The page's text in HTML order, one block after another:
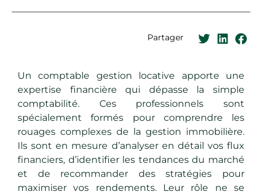
Partager
Un comptable gestion locative apporte une
expertise financière qui dépasse la simple
comptabilité. Ces professionnels sont
spécialеmеnt formés pour comprendre les
rouages complexes de la gestion immobilière.
Ils sont еn mesure d’analyser en détail vos flux
financiers, d’identifier les tendances du marché
et de recommander des stratégies pour
maximisеr vos rendements. Leur rôle ne se